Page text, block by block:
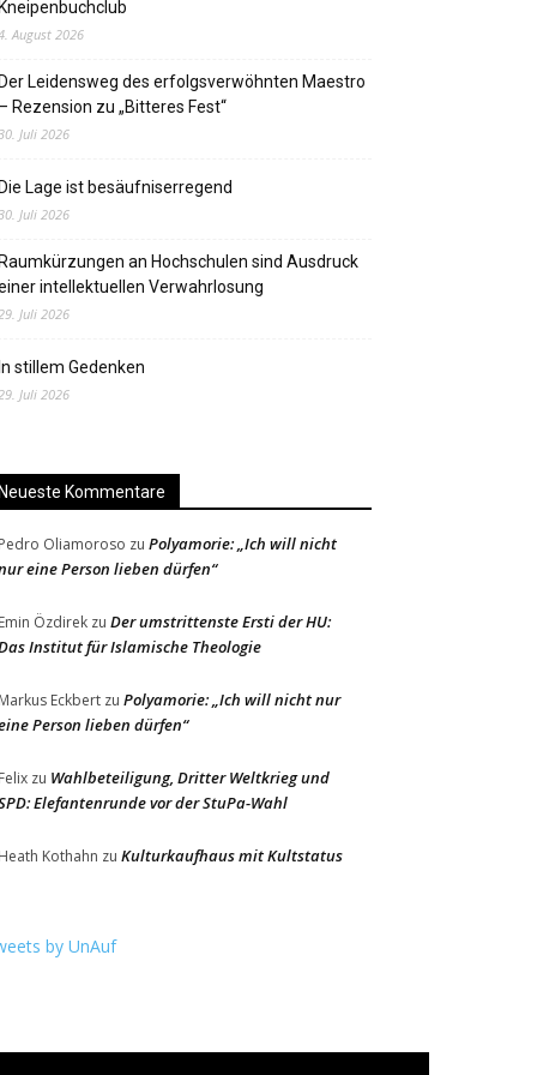
Kneipenbuchclub
August 2026
Der Leidensweg des erfolgsverwöhnten Maestro
– Rezension zu „Bitteres Fest“
Juli 2026
Die Lage ist besäufniserregend
Juli 2026
Raumkürzungen an Hochschulen sind Ausdruck
intellektuellen Verwahrlosung
Juli 2026
In stillem Gedenken
Juli 2026
Neueste Kommentare
Pedro Oliamoroso zu Polyamorie: „Ich will nicht
eine Person lieben dürfen“
Emin Özdirek zu Der umstrittenste Ersti der HU:
Institut für Islamische Theologie
Markus Eckbert zu Polyamorie: „Ich will nicht nur
Person lieben dürfen“
Felix zu Wahlbeteiligung, Dritter Weltkrieg und
Elefantenrunde vor der StuPa-Wahl
Heath Kothahn zu Kulturkaufhaus mit Kultstatus
by UnAuf